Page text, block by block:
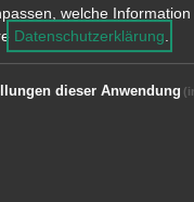
welche Information
Datenschutzerklärung
dieser Anwendung